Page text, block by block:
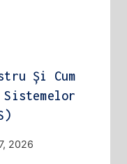
Și Cum
2026